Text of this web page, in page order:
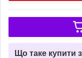
Що таке купити